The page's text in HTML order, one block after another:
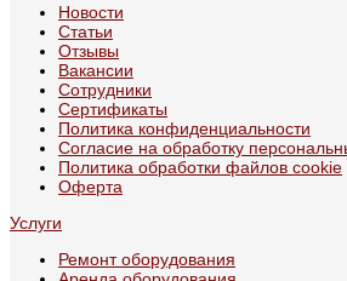
Новости
Статьи
Отзывы
Вакансии
Сотрудники
Сертификаты
Политика конфиденциальности
Согласие на обработку
Политика обработки файлов cookie
Оферта
Услуги
Ремонт оборудования